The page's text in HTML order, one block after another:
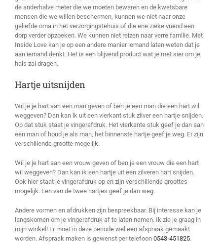
de anderhalve meter die we moeten bewaren en de kwetsbare
mensen die we willen beschermen, kunnen we niet naar onze
geliefde oma in het verzorgingstehuis of die ene zieke vriend een
dorp verder opzoeken. We kunnen niet reizen naar verre familie. Met
Inside Love kan je op een andere manier iemand laten weten dat je
aan iemand denkt. Het is een blijvend product wat je met sier om je
hals zal dragen.
Hartje uitsnijden
Wil je je hart aan een man geven of ben je een man die een hart wil
weggeven? Dan kan ik uit een vierkant stuk zilver een hartje snijden.
Op dat stuk staat je vingerafdruk. Het vierkante stuk geef je dan aan
een man of houd je als man, het binnenste hartje geef je weg. Er zijn
verschillende grootte mogelijk.
Wil je je hart aan een vrouw geven of ben je een vrouw die een hart
wil weggeven? Dan kan ik een hartje uit een zilveren hart snijden.
Ook hier staat je vingerafdruk op en zijn verschillende groottes
mogelijk. Een van de twee hartjes geef je dan weg.
Andere vormen en afdrukken zijn bespreekbaar. Bij interesse kan je
langskomen om je vingerafdruk af te laten nemen. Ik zie je graag in
mijn winkel! Er moet in deze periode wel een afspraak gemaakt
worden. Afspraak maken is gewenst per telefoon 0543-451825.